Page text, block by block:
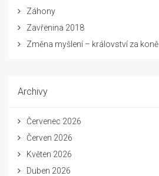
Záhony
Zavřenina 2018
Změna myšlení – království za koně
Archivy
Červenec 2026
Červen 2026
Květen 2026
Duben 2026